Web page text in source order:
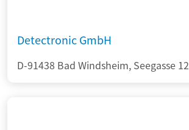
Detectronic GmbH
D-91438 Bad Windsheim, Seegasse 12